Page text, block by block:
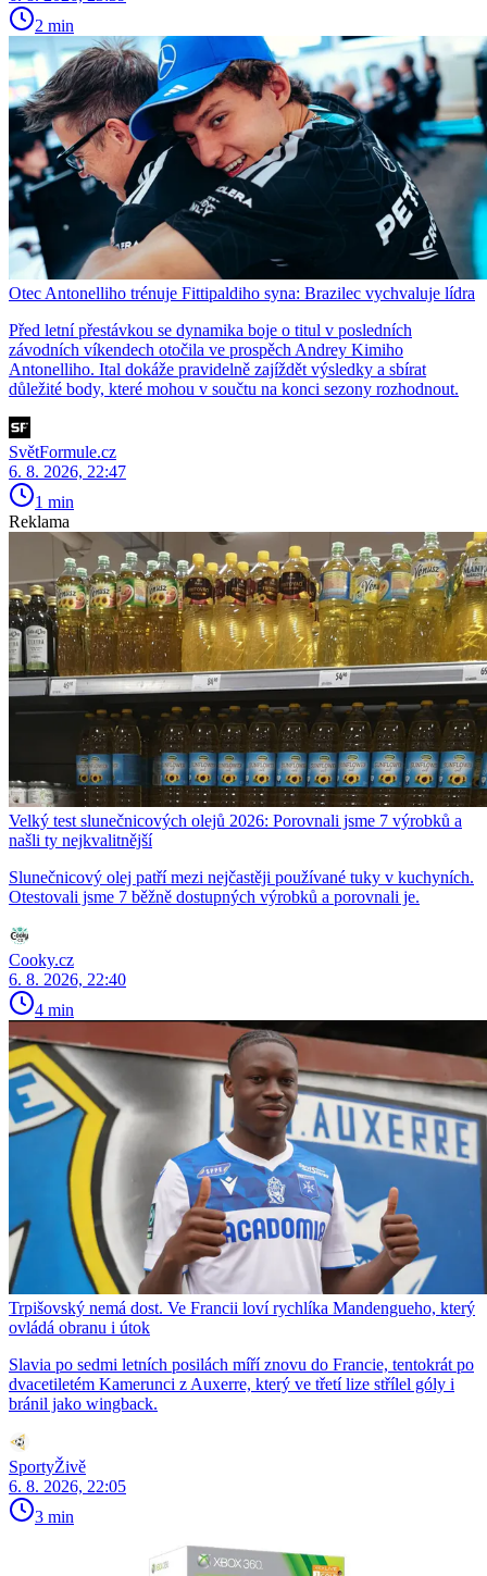
2 min
Otec Antonelliho trénuje Fittipaldiho syna: Brazilec vychvaluje lídra
Před letní přestávkou se dynamika boje o titul v posledních
závodních víkendech otočila ve prospěch Andrey Kimiho
Antonelliho. Ital dokáže pravidelně zajíždět výsledky a sbírat
důležité body, které mohou v součtu na konci sezony rozhodnout.
SvětFormule.cz
6. 8. 2026, 22:47
1 min
Reklama
Velký test slunečnicových olejů 2026: Porovnali jsme 7 výrobků a
našli ty nejkvalitnější
Slunečnicový olej patří mezi nejčastěji používané tuky v kuchyních.
Otestovali jsme 7 běžně dostupných výrobků a porovnali je.
Cooky.cz
6. 8. 2026, 22:40
4 min
Trpišovský nemá dost. Ve Francii loví rychlíka Mandengueho, který
ovládá obranu i útok
Slavia po sedmi letních posilách míří znovu do Francie, tentokrát po
dvacetiletém Kamerunci z Auxerre, který ve třetí lize střílel góly i
bránil jako wingback.
SportyŽivě
6. 8. 2026, 22:05
3 min